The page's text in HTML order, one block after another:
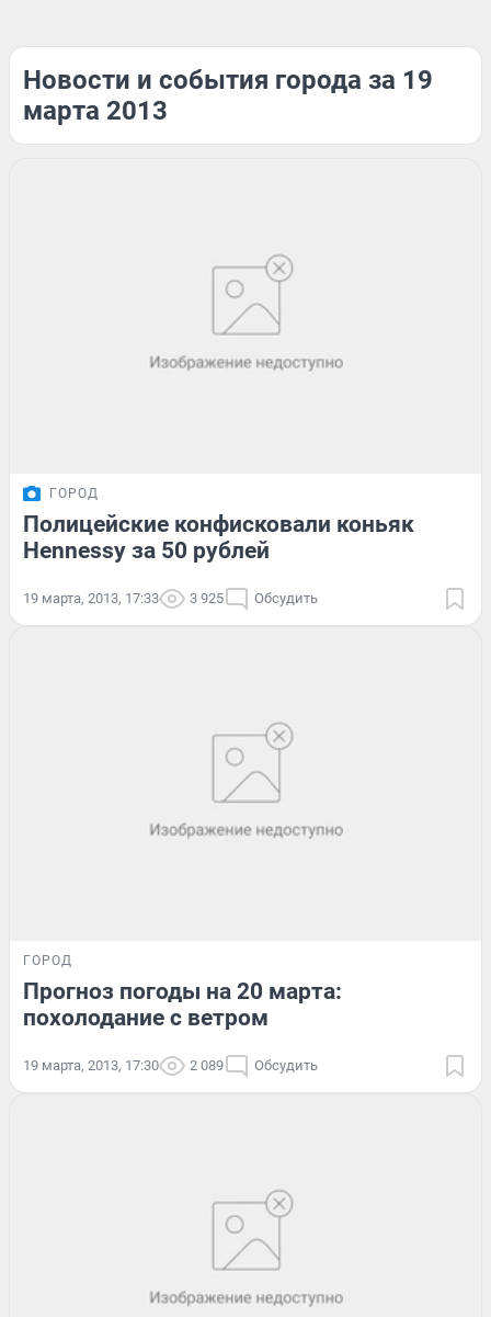
Новости и события города за 19
марта 2013
ГОРОД
Полицейские конфисковали коньяк
Hennessy за 50 рублей
19 марта, 2013, 17:33 3 925 Обсудить
ГОРОД
Прогноз погоды на 20 марта:
похолодание с ветром
19 марта, 2013, 17:30 2 089 Обсудить